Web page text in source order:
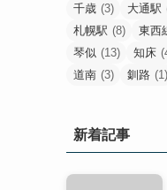
千歳 (3) 大通駅
札幌駅 (8) 東西
琴似 (13) 知床
道南 (3) 釧路 (1)
新着記事